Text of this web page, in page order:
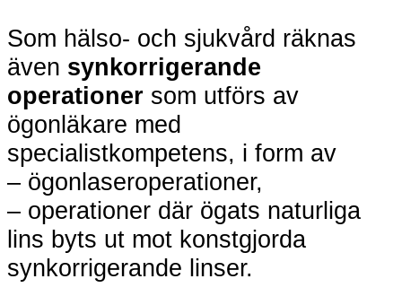
Som hälso- och sjukvård räknas
även synkorrigerande
operationer som utförs av
ögonläkare med
specialistkompetens, i form av
– ögonlaseroperationer,
– operationer där ögats naturliga
lins byts ut mot konstgjorda
synkorrigerande linser.